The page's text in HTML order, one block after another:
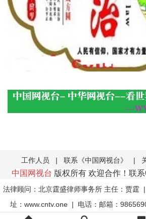
工作人员 | 联系《中国网视台》 |
中国网视台 版权所有 欢迎合作！联系
法律顾问：北京霆盛律师事务所 主任：贾霆
址：www.cntv.one | 电话：邮箱：